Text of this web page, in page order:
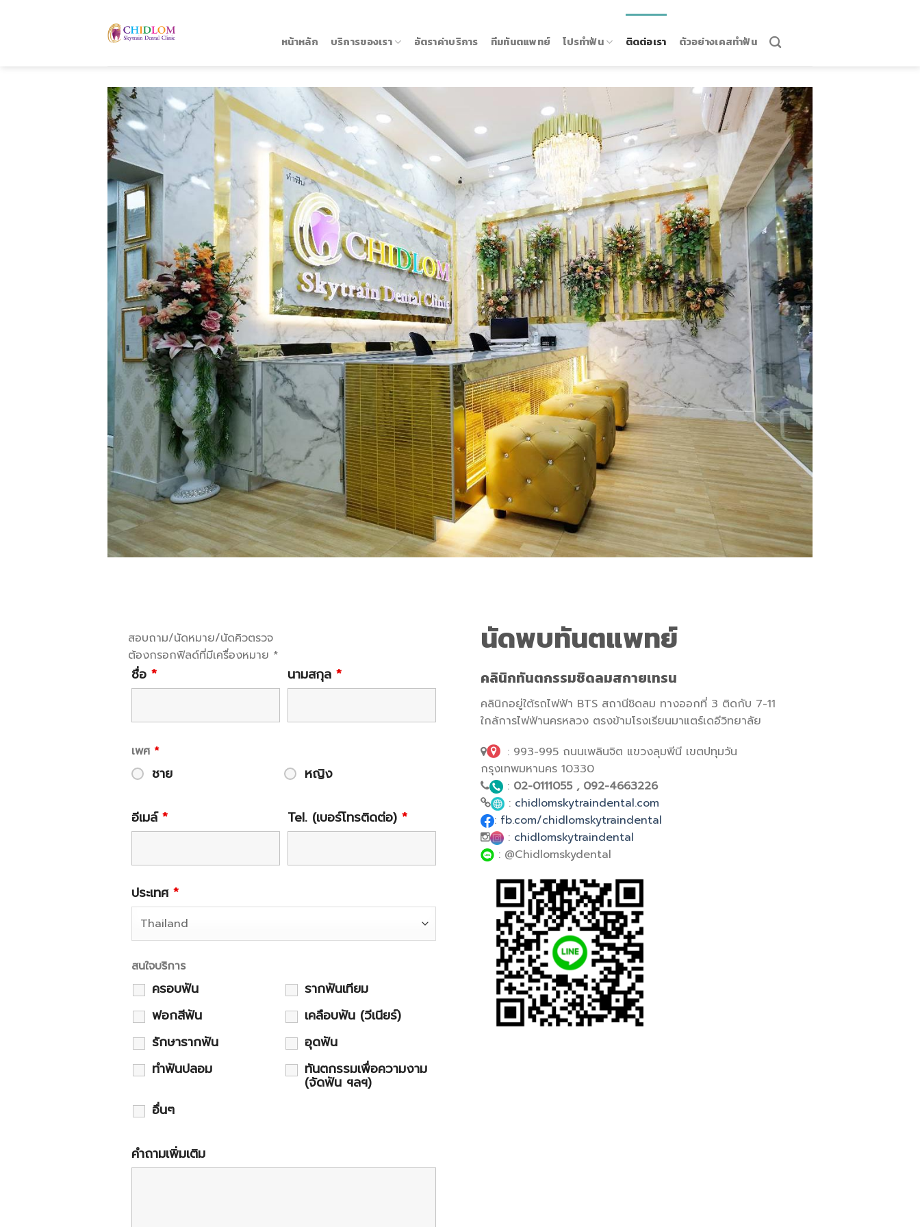
หน้าหลัก บริการของเรา อัตราค่าบริการ ทีมทันตแพทย์ โปรทำฟัน ติดต่อเรา ตัวอย่างเคสทำฟัน
สอบถาม/นัดหมาย/นัดคิวตรวจ
ต้องกรอกฟิลด์ที่มีเครื่องหมาย *
ชื่อ * นามสกุล*
เพศ *
ชาย หญิง
อีเมล์* Tel. (เบอร์โทรติดต่อ)*
ประเทศ *
สนใจบริการ
ครอบฟัน
รากฟันเทียม
ฟอกสีฟัน
เคลือบฟัน (วีเนียร์)
รักษารากฟัน
อุดฟัน
ทำฟันปลอม
ทันตกรรมเพื่อความงาม
(จัดฟัน ฯลฯ)
อื่นๆ
คำถามเพิ่มเติม
นัดพบทันตแพทย์
คลินิกทันตกรรมชิดลมสกายเทรน
คลินิกอยู่ใต้รถไฟฟ้า BTS สถานีชิดลม ทางออกที่ 3 ติดกับ 7-11
ใกล้การไฟฟ้านครหลวง ตรงข้ามโรงเรียนมาแตร์เดอีวิทยาลัย
: 993-995 ถนนเพลินจิต แขวงลุมพีนี เขตปทุมวัน
กรุงเทพมหานคร 10330
: 02-0111055 , 092-4663226
: chidlomskytraindental.com
: fb.com/chidlomskytraindental
: chidlomskytraindental
: @Chidlomskydental